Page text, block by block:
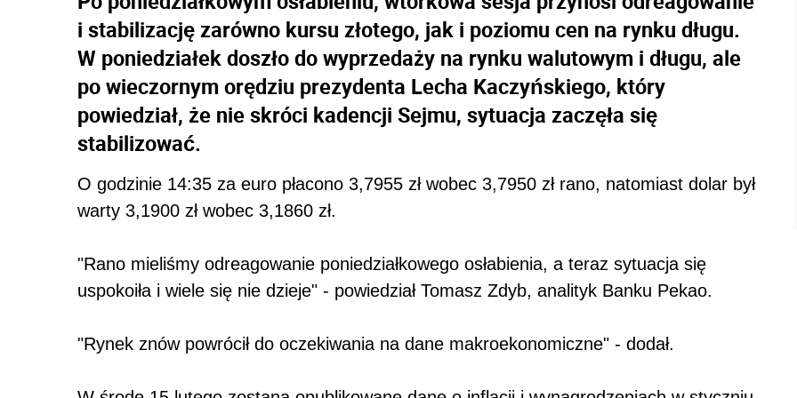
i stabilizację zarówno kursu złotego, jak i poziomu cen na rynku długu.
W poniedziałek doszło do wyprzedaży na rynku walutowym i długu, ale
po wieczornym orędziu prezydenta Lecha Kaczyńskiego, który
powiedział, że nie skróci kadencji Sejmu, sytuacja zaczęła się
stabilizować.
O godzinie 14:35 za euro płacono 3,7955 zł wobec 3,7950 zł rano, natomiast dolar był
warty 3,1900 zł wobec 3,1860 zł.
"Rano mieliśmy odreagowanie poniedziałkowego osłabienia, a teraz sytuacja się
uspokoiła i wiele się nie dzieje" - powiedział Tomasz Zdyb, analityk Banku Pekao.
"Rynek znów powrócił do oczekiwania na dane makroekonomiczne" - dodał.